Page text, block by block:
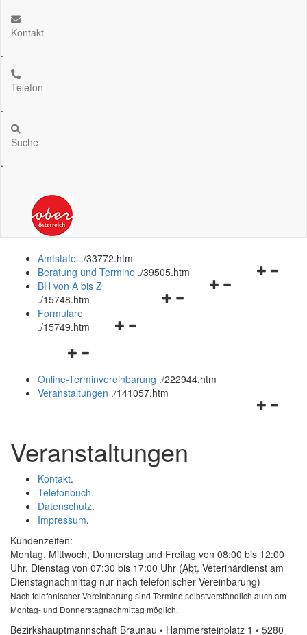
Kontakt
.
Telefon
.
Suche
.
Amtstafel ./33772.htm
Navigationsmenü
Beratung und Termine ./39505.htm
Navigationsmenü
BH von A bis Z
./15748.htm
Navigationsmenü
Formulare
./15749.htm
Navigationsmenü
und
schließen
Online-Terminvereinbarung ./222944.htm
Veranstaltungen ./141057.htm
Veranstaltungen
Kontakt.
Telefonbuch.
Datenschutz.
Impressum.
Kundenzeiten:
Montag, Mittwoch, Donnerstag und Freitag von 08:00 bis 12:00
Uhr, Dienstag von 07:30 bis 17:00 Uhr (Abt. Veterinärdienst am
Dienstagnachmittag nur nach telefonischer Vereinbarung)
Nach telefonischer Vereinbarung sind Termine selbstverständlich auch am
Montag- und Donnerstagnachmittag möglich.
Bezirkshauptmannschaft Braunau • Hammersteinplatz 1 • 5280